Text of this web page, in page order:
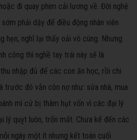
đi quay phim cải lương về. Đời nghệ
phải dậy để điều động nhân viên
hẹn, nghĩ lại thấy oải vô cùng. Nhưng
công thì nghề tay trái này sẽ là
nhập đủ để các con ăn học, rồi chi
trước đó vẫn còn nợ như: sửa nhà, mua
mì cứ bị thâm hụt vốn vì các đại lý
lý quỵt luôn, trốn mất. Chưa kể đến các
ngày một ít nhưng kết toán cuối